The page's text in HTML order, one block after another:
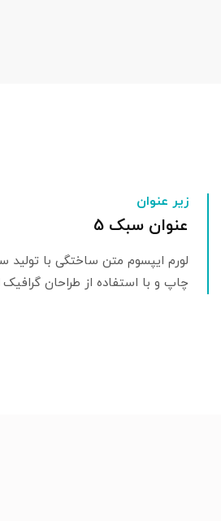
زیر عنوان
عنوان سبک 5
لورم ایپسوم متن ساختگی با
چاپ و با استفاده از طراحان